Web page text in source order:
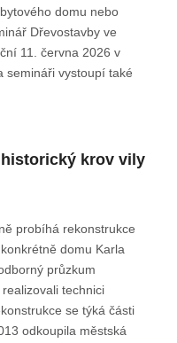
domu nebo
Dřevostavby ve
11. června 2026 v
semináři vystoupí také
krov vily
probíhá rekonstrukce
domu Karla
průzkum
technici
se týká části
odkoupila městská